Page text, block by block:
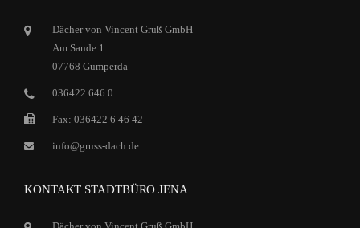
Dächer von Vincent Gruß GmbH
Am Sande 1
07768 Gumperda
036422 646 0
Fax: 036422 6 46 42
info@gruss-dach.de
KONTAKT STADTBÜRO JENA